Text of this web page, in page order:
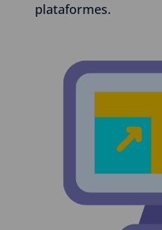
plataformes.